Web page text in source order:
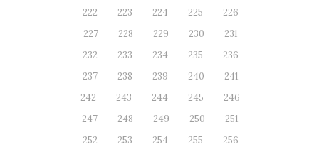
222
223 224 225
226
227
228 229 230
231
232
233 234 235
236
237
238 239 240
241
242
243 244 245
246
247
248 249 250
251
252
253 254 255
256